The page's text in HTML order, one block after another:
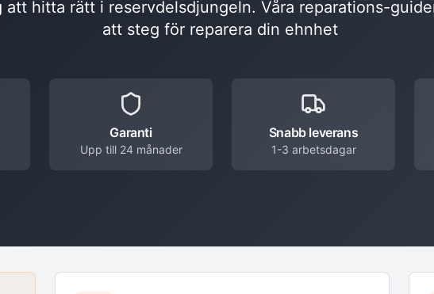
att hitta rätt i reservdelsdjungeln. Våra reparations-
att steg för reparera din ehnhet
Garanti
Upp till 24 månader
Snabb leverans
1-3 arbetsdagar